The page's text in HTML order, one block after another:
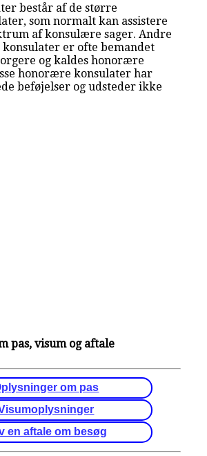
består af de større
som normalt kan assistere
af konsulære sager. Andre
er ofte bemandet
og kaldes honorære
honorære konsulater har
beføjelser og udsteder ikke
pas, visum og aftale
om pas
en aftale om besøg